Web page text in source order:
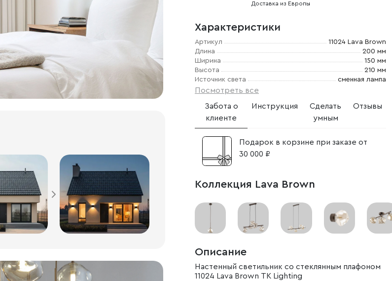
Доставка из Европы
Характеристики
Артикул
11024 Lava Brown
Длина
200 мм
Ширина
150 мм
Высота
210 мм
Источник света
сменная лампа
Посмотреть все
Забота о
клиенте
Инструкция
Сделать
умным
Отзывы
Подарок в корзине при заказе от
30 000 ₽
Коллекция Lava Brown
Описание
Настенный светильник со стеклянным плафоном
11024 Lava Brown TK Lighting